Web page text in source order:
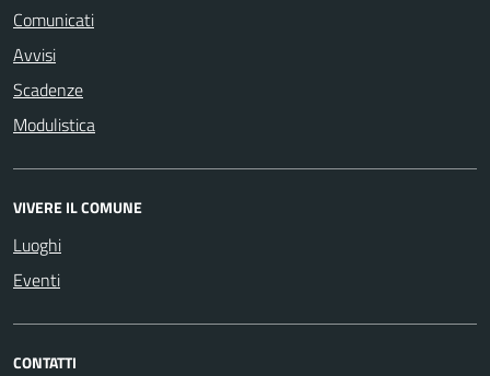
Comunicati
Avvisi
Scadenze
Modulistica
VIVERE IL COMUNE
Luoghi
Eventi
CONTATTI